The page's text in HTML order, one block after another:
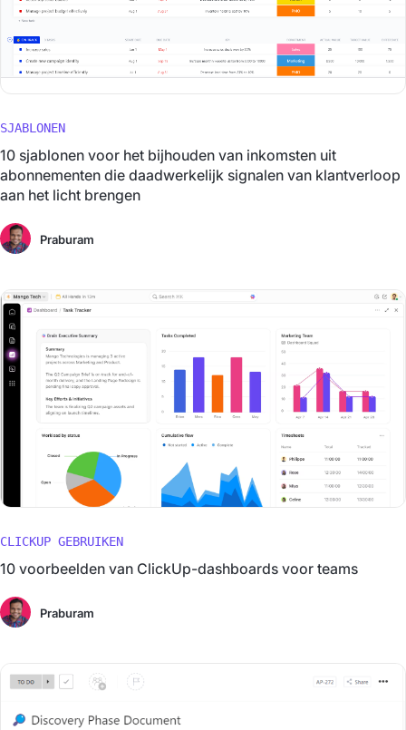
SJABLONEN
10 sjablonen voor het bijhouden van inkomsten uit
abonnementen die daadwerkelijk signalen van klantverloop
aan het licht brengen
Praburam
CLICKUP GEBRUIKEN
10 voorbeelden van ClickUp-dashboards voor teams
Praburam